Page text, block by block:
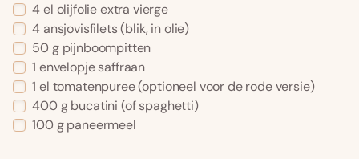
4el olijfolie extra vierge
4 ansjovisfilets(blik, in olie)
50 g pijnboompitten
1 envelopje saffraan
1 el tomatenpuree(optioneel voor de rode versie)
400 g bucatini (of spaghetti)
100 g paneermeel